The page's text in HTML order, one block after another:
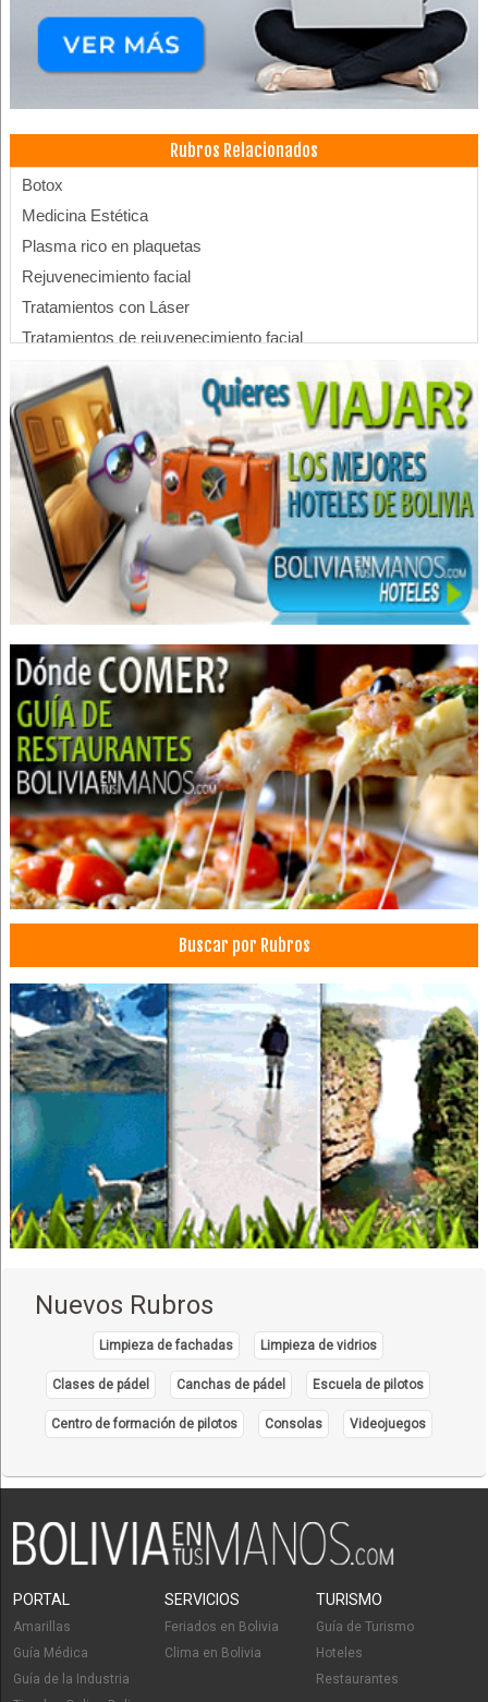
Rubros Relacionados
Botox
Medicina Estética
Plasma rico en plaquetas
Rejuvenecimiento facial
Tratamientos con Láser
Tratamientos de rejuvenecimiento facial
Importaciones
Profesionales
Estética Integral
Estética Corporal
Médico estético
Médicos Cirujanos Generales y Laparoscópicos
Reconstrucción capilar
Tratamiento capilar
Buscar por Rubros
Nuevos Rubros
Limpieza de fachadas Limpieza de vidrios
Clases de pádel Canchas de pádel Escuela de pilotos
Centro de formación de pilotos Consolas Videojuegos
PORTAL
Amarillas
Guía Médica
Guía de la Industria
SERVICIOS
Feriados en Bolivia
Clima en Bolivia
TURISMO
Guía de Turismo
Hoteles
Restaurantes